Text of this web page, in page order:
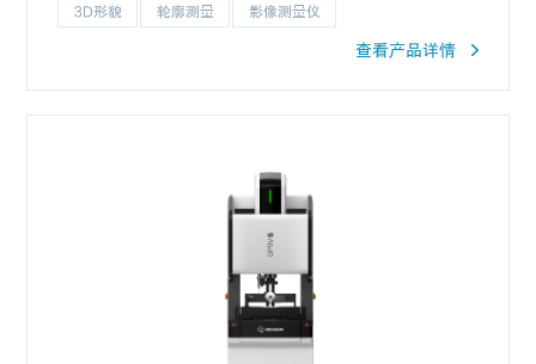
3D形貌 轮廓测量 影像测量仪
查看产品详情